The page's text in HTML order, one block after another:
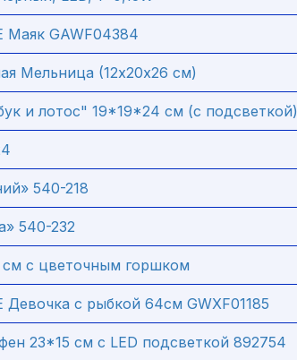
Маяк GAWF04384
Мельница (12х20х26 см)
и лотос" 19*19*24 см (с подсветкой)
540-218
540-232
с цветочным горшком
Девочка с рыбкой 64см GWXF01185
23*15 см с LED подсветкой 892754